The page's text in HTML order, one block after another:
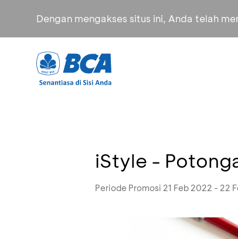
Dengan mengakses situs ini, Anda telah
iStyle -
Periode Promosi 21 Feb 2022 - 22